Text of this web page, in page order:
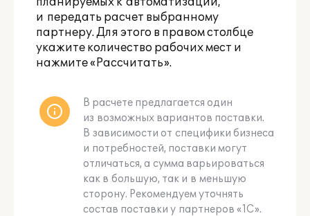
и передать расчет выбранному
партнеру. Для этого в правом столбце
укажите количество рабочих мест и
нажмите «Рассчитать».
В расчете предлагается один
из возможных вариантов поставки.
В зависимости от специфики бизнеса
и потребностей, поставки могут
отличаться, а сумма варьироваться
как в большую, так и в меньшую
сторону. Рекомендуем уточнять
состав поставки у партнеров «1С».